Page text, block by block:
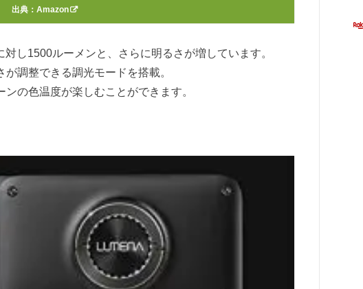
出典： Amazon
し1500ルーメンと、さらに明るさが増しています。
調整できる調光モードを搭載。
の色温度が楽しむことができます。